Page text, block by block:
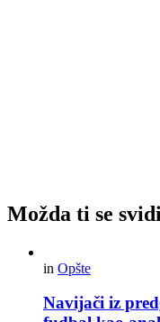
Možda ti se
in Opšte
Navijači iz